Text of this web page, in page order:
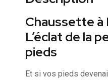
Chaussette à
L’éclat de la
pieds
Et si vos pieds